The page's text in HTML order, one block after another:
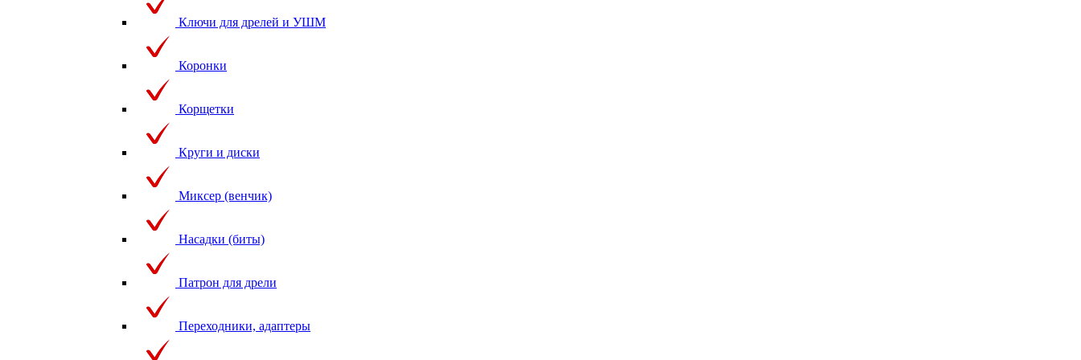
Ключи для дрелей и УШМ
Коронки
Корщетки
Круги и диски
Миксер (венчик)
Насадки (биты)
Патрон для дрели
Переходники, адаптеры